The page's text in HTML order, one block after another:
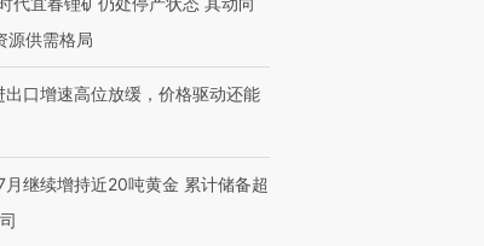
种
视线｜被称为“蟑螂”的印
度Z世代 用街头抗争将教
育部长拱下台
视线｜“入侵”还是“人道危
机”？难民潮撕裂西班牙
飞地休达
源供需格局
出口增速高位放缓，价格驱动还能
月继续增持近20吨黄金 累计储备超